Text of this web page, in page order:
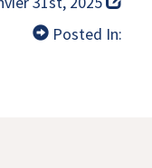
Posted In: